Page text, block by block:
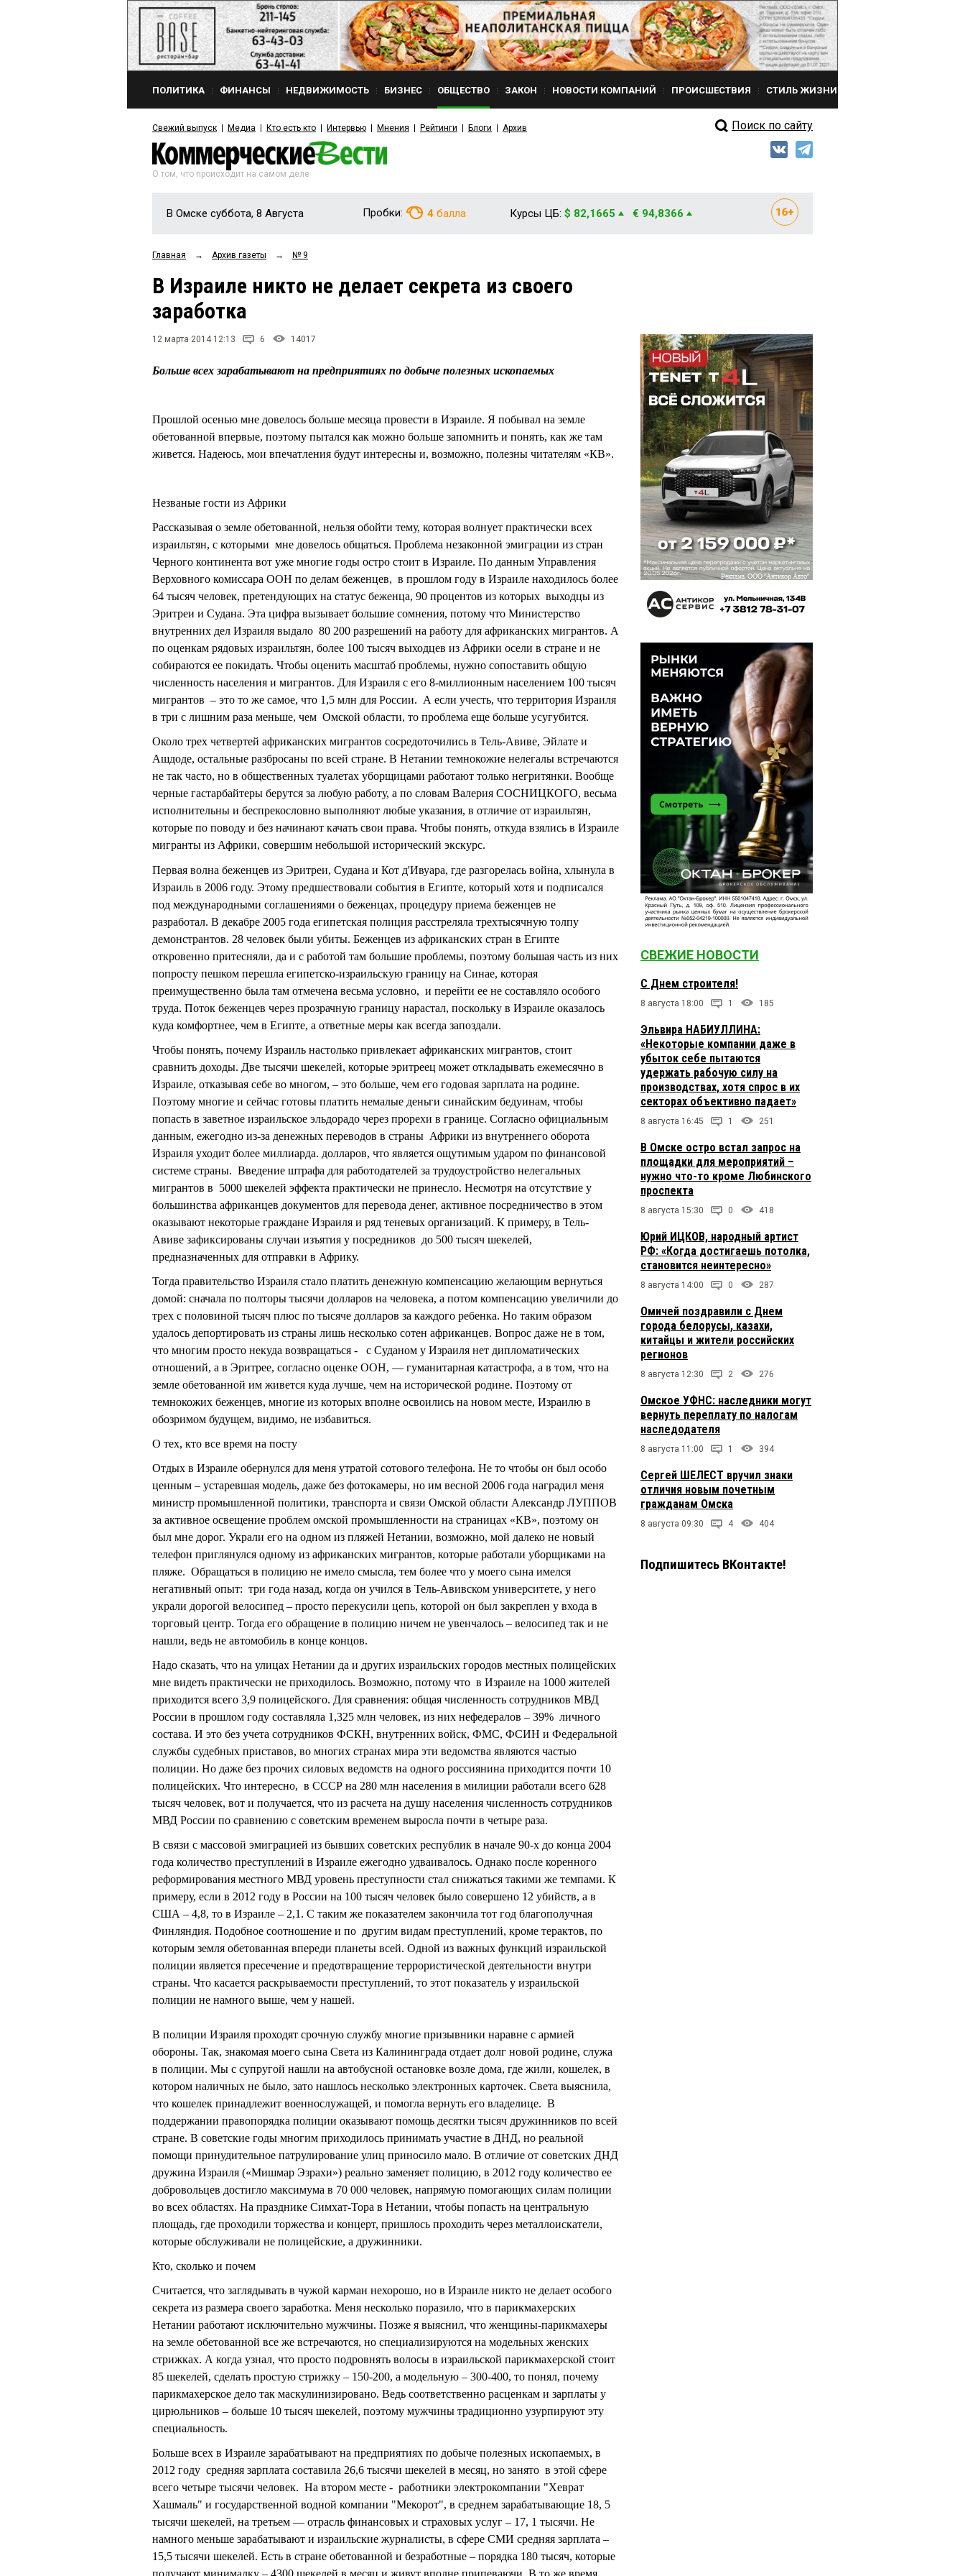
ПОЛИТИКА ФИНАНСЫ НЕДВИЖИМОСТЬ БИЗНЕС ОБЩЕСТВО ЗАКОН НОВОСТИ КОМПАНИЙ ПРОИСШЕСТВИЯ СТИЛЬ ЖИЗНИ
Свежий выпуск Медиа Кто есть кто Интервью Мнения Рейтинги Блоги Архив Поиск по сайту
О том, что происходит на самом деле
В Омске суббота, 8 Августа Пробки: 4 балла Курсы ЦБ: $ 82,1665 € 94,8366
Главная → Архив газеты → № 9
В Израиле никто не делает секрета из своего
заработка
12 марта 2014 12:13 6 14017
Больше всех зарабатывают на предприятиях по добыче полезных ископаемых
Прошлой осенью мне довелось больше месяца провести в Израиле. Я побывал на земле
обетованной впервые, поэтому пытался как можно больше запомнить и понять, как же там
живется. Надеюсь, мои впечатления будут интересны и, возможно, полезны читателям «КВ».
Незваные гости из Африки
Рассказывая о земле обетованной, нельзя обойти тему, которая волнует практически всех
израильтян, с которыми мне довелось общаться. Проблема незаконной эмиграции из стран
Черного континента вот уже многие годы остро стоит в Израиле. По данным Управления
Верховного комиссара ООН по делам беженцев, в прошлом году в Израиле находилось более
64 тысяч человек, претендующих на статус беженца, 90 процентов из которых выходцы из
Эритреи и Судана. Эта цифра вызывает большие сомнения, потому что Министерство
внутренних дел Израиля выдало 80 200 разрешений на работу для африканских мигрантов. А
по оценкам рядовых израильтян, более 100 тысяч выходцев из Африки осели в стране и не
собираются ее покидать. Чтобы оценить масштаб проблемы, нужно сопоставить общую
численность населения и мигрантов. Для Израиля с его 8-миллионным населением 100 тысяч
мигрантов – это то же самое, что 1,5 млн для России. А если учесть, что территория Израиля
в три с лишним раза меньше, чем Омской области, то проблема еще больше усугубится.
Около трех четвертей африканских мигрантов сосредоточились в Тель-Авиве, Эйлате и
Ашдоде, остальные разбросаны по всей стране. В Нетании темнокожие нелегалы встречаются
не так часто, но в общественных туалетах уборщицами работают только негритянки. Вообще
черные гастарбайтеры берутся за любую работу, а по словам Валерия СОСНИЦКОГО, весьма
исполнительны и беспрекословно выполняют любые указания, в отличие от израильтян,
которые по поводу и без начинают качать свои права. Чтобы понять, откуда взялись в Израиле
мигранты из Африки, совершим небольшой исторический экскурс.
Первая волна беженцев из Эритреи, Судана и Кот д'Ивуара, где разгорелась война, хлынула в
Израиль в 2006 году. Этому предшествовали события в Египте, который хотя и подписался
под международными соглашениями о беженцах, процедуру приема беженцев не
разработал. В декабре 2005 года египетская полиция расстреляла трехтысячную толпу
демонстрантов. 28 человек были убиты. Беженцев из африканских стран в Египте
откровенно притесняли, да и с работой там большие проблемы, поэтому большая часть из них
попросту пешком перешла египетско-израильскую границу на Синае, которая
преимущественно была там отмечена весьма условно, и перейти ее не составляло особого
труда. Поток беженцев через прозрачную границу нарастал, поскольку в Израиле оказалось
куда комфортнее, чем в Египте, а ответные меры как всегда запоздали.
Чтобы понять, почему Израиль настолько привлекает африканских мигрантов, стоит
сравнить доходы. Две тысячи шекелей, которые эритреец может откладывать ежемесячно в
Израиле, отказывая себе во многом, – это больше, чем его годовая зарплата на родине.
Поэтому многие и сейчас готовы платить немалые деньги синайским бедуинам, чтобы
попасть в заветное израильское эльдорадо через прорехи в границе. Согласно официальным
данным, ежегодно из-за денежных переводов в страны Африки из внутреннего оборота
Израиля уходит более миллиарда. долларов, что является ощутимым ударом по финансовой
системе страны. Введение штрафа для работодателей за трудоустройство нелегальных
мигрантов в 5000 шекелей эффекта практически не принесло. Несмотря на отсутствие у
большинства африканцев документов для перевода денег, активное посредничество в этом
оказывают некоторые граждане Израиля и ряд теневых организаций. К примеру, в Тель-
Авиве зафиксированы случаи изъятия у посредников до 500 тысяч шекелей,
предназначенных для отправки в Африку.
Тогда правительство Израиля стало платить денежную компенсацию желающим вернуться
домой: сначала по полторы тысячи долларов на человека, а потом компенсацию увеличили до
трех с половиной тысяч плюс по тысяче долларов за каждого ребенка. Но таким образом
удалось депортировать из страны лишь несколько сотен африканцев. Вопрос даже не в том,
что многим просто некуда возвращаться - с Суданом у Израиля нет дипломатических
отношений, а в Эритрее, согласно оценке ООН, — гуманитарная катастрофа, а в том, что на
земле обетованной им живется куда лучше, чем на исторической родине. Поэтому от
темнокожих беженцев, многие из которых вполне освоились на новом месте, Израилю в
обозримом будущем, видимо, не избавиться.
О тех, кто все время на посту
Отдых в Израиле обернулся для меня утратой сотового телефона. Не то чтобы он был особо
ценным – устаревшая модель, даже без фотокамеры, но им весной 2006 года наградил меня
министр промышленной политики, транспорта и связи Омской области Александр ЛУППОВ
за активное освещение проблем омской промышленности на страницах «КВ», поэтому он
был мне дорог. Украли его на одном из пляжей Нетании, возможно, мой далеко не новый
телефон приглянулся одному из африканских мигрантов, которые работали уборщиками на
пляже. Обращаться в полицию не имело смысла, тем более что у моего сына имелся
негативный опыт: три года назад, когда он учился в Тель-Авивском университете, у него
украли дорогой велосипед – просто перекусили цепь, которой он был закреплен у входа в
торговый центр. Тогда его обращение в полицию ничем не увенчалось – велосипед так и не
нашли, ведь не автомобиль в конце концов.
Надо сказать, что на улицах Нетании да и других израильских городов местных полицейских
мне видеть практически не приходилось. Возможно, потому что в Израиле на 1000 жителей
приходится всего 3,9 полицейского. Для сравнения: общая численность сотрудников МВД
России в прошлом году составляла 1,325 млн человек, из них нефедералов – 39% личного
состава. И это без учета сотрудников ФСКН, внутренних войск, ФМС, ФСИН и Федеральной
службы судебных приставов, во многих странах мира эти ведомства являются частью
полиции. Но даже без прочих силовых ведомств на одного россиянина приходится почти 10
полицейских. Что интересно, в СССР на 280 млн населения в милиции работали всего 628
тысяч человек, вот и получается, что из расчета на душу населения численность сотрудников
МВД России по сравнению с советским временем выросла почти в четыре раза.
В связи с массовой эмиграцией из бывших советских республик в начале 90-х до конца 2004
года количество преступлений в Израиле ежегодно удваивалось. Однако после коренного
реформирования местного МВД уровень преступности стал снижаться такими же темпами. К
примеру, если в 2012 году в России на 100 тысяч человек было совершено 12 убийств, а в
США – 4,8, то в Израиле – 2,1. С таким же показателем закончила тот год благополучная
Финляндия. Подобное соотношение и по другим видам преступлений, кроме терактов, по
которым земля обетованная впереди планеты всей. Одной из важных функций израильской
полиции является пресечение и предотвращение террористической деятельности внутри
страны. Что касается раскрываемости преступлений, то этот показатель у израильской
полиции не намного выше, чем у нашей.
В полиции Израиля проходят срочную службу многие призывники наравне с армией
обороны. Так, знакомая моего сына Света из Калининграда отдает долг новой родине, служа
в полиции. Мы с супругой нашли на автобусной остановке возле дома, где жили, кошелек, в
котором наличных не было, зато нашлось несколько электронных карточек. Света выяснила,
что кошелек принадлежит военнослужащей, и помогла вернуть его владелице. В
поддержании правопорядка полиции оказывают помощь десятки тысяч дружинников по всей
стране. В советские годы многим приходилось принимать участие в ДНД, но реальной
помощи принудительное патрулирование улиц приносило мало. В отличие от советских ДНД
дружина Израиля («Мишмар Эзрахи») реально заменяет полицию, в 2012 году количество ее
добровольцев достигло максимума в 70 000 человек, напрямую помогающих силам полиции
во всех областях. На празднике Симхат-Тора в Нетании, чтобы попасть на центральную
площадь, где проходили торжества и концерт, пришлось проходить через металлоискатели,
которые обслуживали не полицейские, а дружинники.
Кто, сколько и почем
Считается, что заглядывать в чужой карман нехорошо, но в Израиле никто не делает особого
секрета из размера своего заработка. Меня несколько поразило, что в парикмахерских
Нетании работают исключительно мужчины. Позже я выяснил, что женщины-парикмахеры
на земле обетованной все же встречаются, но специализируются на модельных женских
стрижках. А когда узнал, что просто подровнять волосы в израильской парикмахерской стоит
85 шекелей, сделать простую стрижку – 150-200, а модельную – 300-400, то понял, почему
парикмахерское дело так маскулинизировано. Ведь соответственно расценкам и зарплаты у
цирюльников – больше 10 тысяч шекелей, поэтому мужчины традиционно узурпируют эту
специальность.
Больше всех в Израиле зарабатывают на предприятиях по добыче полезных ископаемых, в
2012 году средняя зарплата составила 26,6 тысячи шекелей в месяц, но занято в этой сфере
всего четыре тысячи человек. На втором месте - работники электрокомпании "Хеврат
Хашмаль" и государственной водной компании "Мекорот", в среднем зарабатывающие 18, 5
тысячи шекелей, на третьем — отрасль финансовых и страховых услуг – 17, 1 тысячи. Не
намного меньше зарабатывают и израильские журналисты, в сфере СМИ средняя зарплата –
15,5 тысячи шекелей. Есть в стране обетованной и безработные – порядка 180 тысяч, которые
СВЕЖИЕ НОВОСТИ
С Днем строителя!
8 августа 18:00 1 185
Эльвира НАБИУЛЛИНА:
«Некоторые компании даже в
убыток себе пытаются
удержать рабочую силу на
производствах, хотя спрос в их
секторах объективно падает»
8 августа 16:45 1 251
В Омске остро встал запрос на
площадки для мероприятий –
нужно что-то кроме Любинского
проспекта
8 августа 15:30 0 418
Юрий ИЦКОВ, народный артист
РФ: «Когда достигаешь потолка,
становится неинтересно»
8 августа 14:00 0 287
Омичей поздравили с Днем
города белорусы, казахи,
китайцы и жители российских
регионов
8 августа 12:30 2 276
Омское УФНС: наследники могут
вернуть переплату по налогам
наследодателя
8 августа 11:00 1 394
Сергей ШЕЛЕСТ вручил знаки
отличия новым почетным
гражданам Омска
8 августа 09:30 4 404
Подпишитесь ВКонтакте!